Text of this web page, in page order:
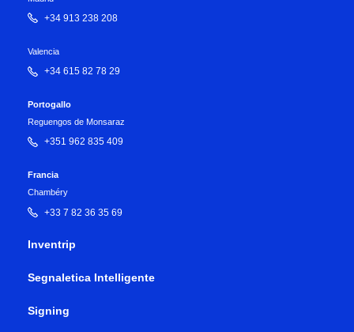
+34 913 238 208
Valencia
+34 615 82 78 29
Portogallo
Reguengos de Monsaraz
+351 962 835 409
Francia
Chambéry
+33 7 82 36 35 69
Inventrip
Segnaletica Intelligente
Signing